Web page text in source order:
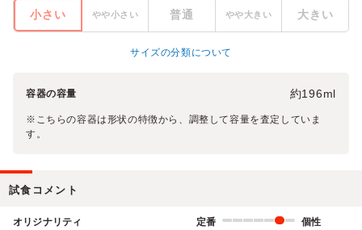
小さい やや小さい 普通 やや大きい 大きい
サイズの分類について
容器の容量 約196ml
※こちらの容器は形状の特徴から、調整して容量を査定していま
す。
試食コメント
オリジナリティ 定番 個性